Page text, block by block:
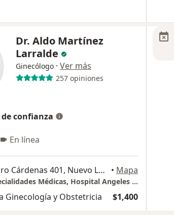
Dr. Aldo Martínez
Larralde
Ginecólogo · Ver más
257 opiniones
confianza
En línea
Avenida Lázaro Cárdenas 401, Nuevo Leon • Mapa
Torres de Especialidades Médicas, Hospital Angeles Valle Oriente, Piso 12, Consultorio 1205
Ginecología y Obstetricia $1,400